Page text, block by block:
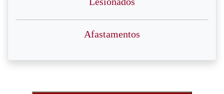
Afastamentos